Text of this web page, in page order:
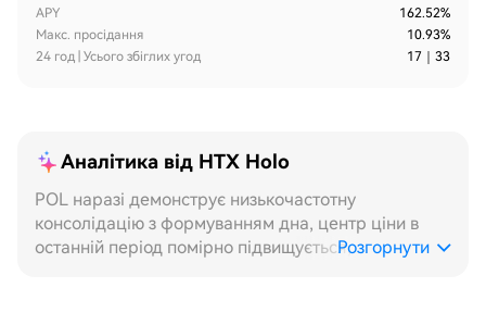
APY
162.52%
Макс. просідання
10.93%
24 год | Усього збіглих угод
17 33
Аналітика від HTX Holo
POL наразі демонструє низькочастотну
консолідацію з формуванням дна, центр ціни в
останній період помірно підвищується,Розгорнути